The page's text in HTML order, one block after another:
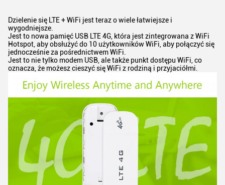
Dzielenie się LTE + WiFi jest teraz o wiele łatwiejsze i
wygodniejsze.
Jest to nowa pamięć USB LTE 4G, która jest zintegrowana z WiFi
Hotspot, aby obsłużyć do 10 użytkowników WiFi, aby połączyć się
jednocześnie za pośrednictwem WiFi.
Jest to nie tylko modem USB, ale także punkt dostępu WiFi, co
oznacza, że możesz cieszyć się WiFi z rodziną i przyjaciółmi.